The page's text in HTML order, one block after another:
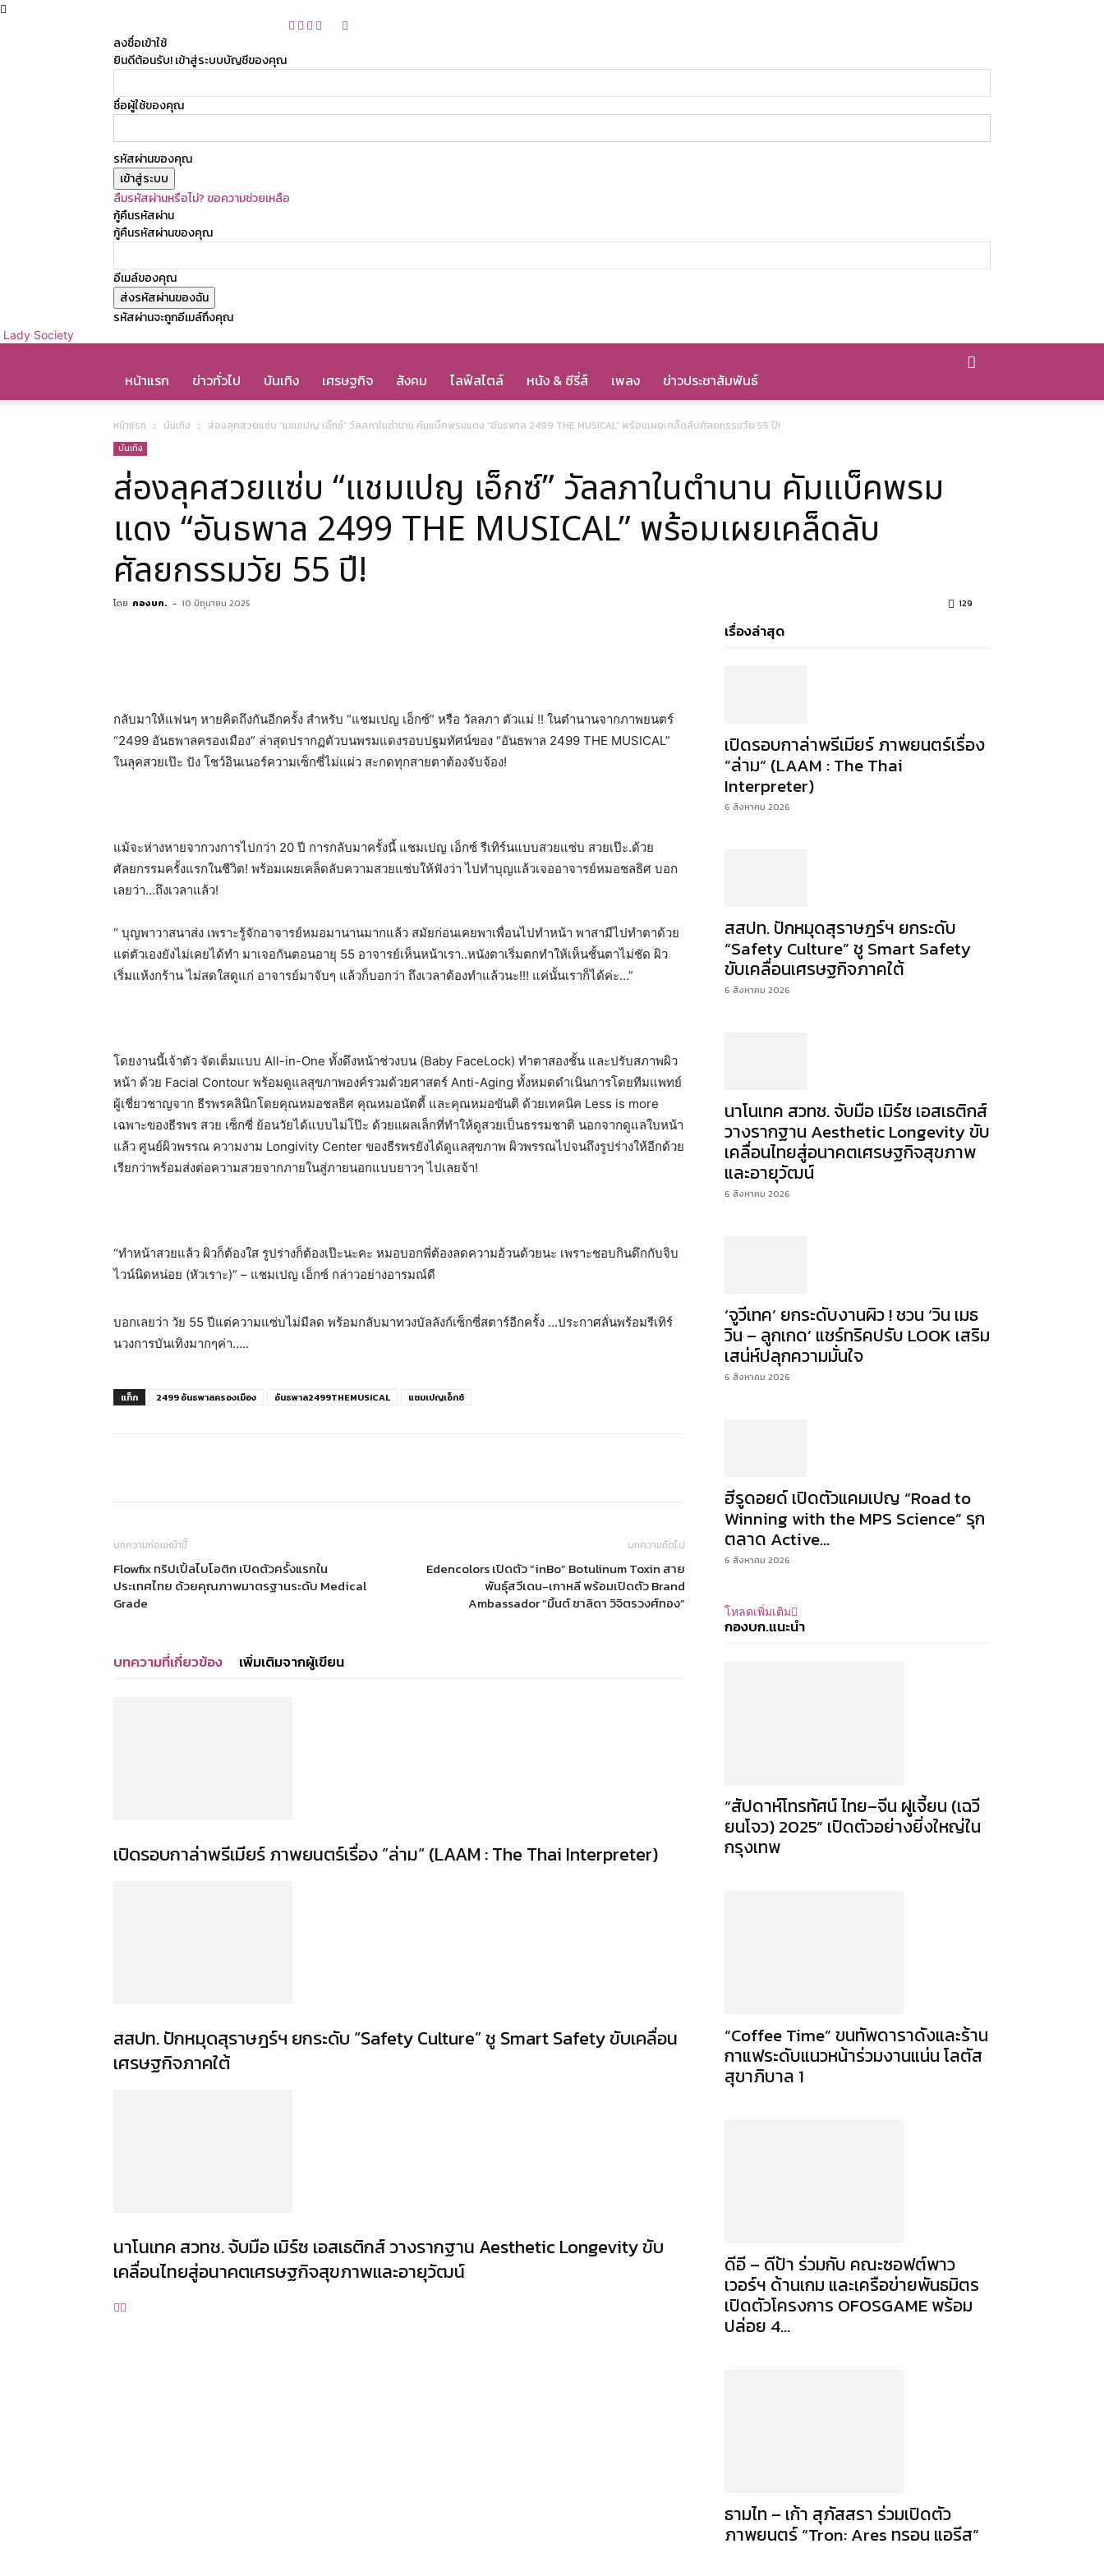
ลงชื่อเข้าใช้
ยินดีต้อนรับ! เข้าสู่ระบบบัญชีของคุณ
ชื่อผู้ใช้ของคุณ
รหัสผ่านของคุณ
ลืมรหัสผ่านหรือไม่? ขอความช่วยเหลือ
กู้คืนรหัสผ่าน
กู้คืนรหัสผ่านของคุณ
อีเมล์ของคุณ
รหัสผ่านจะถูกอีเมล์ถึงคุณ
Lady Society
หน้าแรก ข่าวทั่วไป บันเทิง เศรษฐกิจ สังคม ไลฟ์สไตล์ หนัง & ซีรี่ส์ เพลง ข่าวประชาสัมพันธ์
หน้าแรก บันเทิง ส่องลุคสวยแซ่บ “แชมเปญ เอ็กซ์” วัลลภาในตำนาน คัมแบ็คพรมแดง “อันธพาล 2499 THE MUSICAL” พร้อมเผยเคล็ดลับศัลยกรรมวัย 55 ปี!
บันเทิง
ส่องลุคสวยแซ่บ “แชมเปญ เอ็กซ์” วัลลภาในตำนาน คัมแบ็คพรม
แดง “อันธพาล 2499 THE MUSICAL” พร้อมเผยเคล็ดลับ
ศัลยกรรมวัย 55 ปี!
โดย กองบก. - 10 มิถุนายน 2025 129
กลับมาให้แฟนๆ หายคิดถึงกันอีกครั้ง สำหรับ “แชมเปญ เอ็กซ์” หรือ วัลลภา ตัวแม่ !! ในตำนานจากภาพยนตร์
“2499 อันธพาลครองเมือง” ล่าสุดปรากฏตัวบนพรมแดงรอบปฐมทัศน์ของ “อันธพาล 2499 THE MUSICAL”
ในลุคสวยเป๊ะ ปัง โชว์อินเนอร์ความเซ็กซี่ไม่แผ่ว สะกดทุกสายตาต้องจับจ้อง!
แม้จะห่างหายจากวงการไปกว่า 20 ปี การกลับมาครั้งนี้ แชมเปญ เอ็กซ์ รีเทิร์นแบบสวยแซ่บ สวยเป๊ะ.ด้วย
ศัลยกรรมครั้งแรกในชีวิต! พร้อมเผยเคล็ดลับความสวยแซ่บให้ฟังว่า ไปทำบุญแล้วเจออาจารย์หมอชลธิศ บอก
เลยว่า…ถึงเวลาแล้ว!
“ บุญพาวาสนาส่ง เพราะรู้จักอาจารย์หมอมานานมากแล้ว สมัยก่อนเคยพาเพื่อนไปทำหน้า พาสามีไปทำตาด้วย
แต่ตัวเองยังไม่เคยได้ทำ มาเจอกันตอนอายุ 55 อาจารย์เห็นหน้าเรา..หนังตาเริ่มตกทำให้เห็นชั้นตาไม่ชัด ผิว
เริ่มแห้งกร้าน ไม่สดใสดูแก่ อาจารย์มาจับๆ แล้วก็บอกว่า ถึงเวลาต้องทำแล้วนะ!!! แค่นั้นเราก็ได้ค่ะ…”
โดยงานนี้เจ้าตัว จัดเต็มแบบ All-in-One ทั้งดึงหน้าช่วงบน (Baby FaceLock) ทำตาสองชั้น และปรับสภาพผิว
หน้า ด้วย Facial Contour พร้อมดูแลสุขภาพองค์รวมด้วยศาสตร์ Anti-Aging ทั้งหมดดำเนินการโดยทีมแพทย์
ผู้เชี่ยวชาญจาก ธีรพรคลินิกโดยคุณหมอชลธิศ คุณหมอนัตตี้ และคุณหมอขันติ ด้วยเทคนิค Less is more
เฉพาะของธีรพร สวย เซ็กซี่ ย้อนวัยได้แบบไม่โป๊ะ ด้วยแผลเล็กที่ทำให้ดูสวยเป็นธรรมชาติ นอกจากดูแลใบหน้า
แล้ว ศูนย์ผิวพรรณ ความงาม Longivity Center ของธีรพรยังได้ดูแลสุขภาพ ผิวพรรณไปจนถึงรูปร่างให้อีกด้วย
เรียกว่าพร้อมส่งต่อความสวยจากภายในสู่ภายนอกแบบยาวๆ ไปเลยจ้า!
“ทำหน้าสวยแล้ว ผิวก็ต้องใส รูปร่างก็ต้องเป๊ะนะคะ หมอบอกพี่ต้องลดความอ้วนด้วยนะ เพราะชอบกินดึกกับจิบ
ไวน์นิดหน่อย (หัวเราะ)” – แชมเปญ เอ็กซ์ กล่าวอย่างอารมณ์ดี
บอกเลยว่า วัย 55 ปีแต่ความแซ่บไม่มีลด พร้อมกลับมาทวงบัลลังก์เซ็กซี่สตาร์อีกครั้ง …ประกาศลั่นพร้อมรีเทิร์
นวงการบันเทิงมากๆค่า…..
แท็ก 2499 อันธพาลครองเมือง อันธพาล2499THEMUSICAL แชมเปญเอ็กซ์
บทความก่อนหน้านี้
Flowfix ทริปเปิ้ลไบโอติก เปิดตัวครั้งแรกใน
ประเทศไทย ด้วยคุณภาพมาตรฐานระดับ Medical
Grade
บทความถัดไป
Edencolors เปิดตัว “inBo” Botulinum Toxin สาย
พันธุ์สวีเดน-เกาหลี พร้อมเปิดตัว Brand
Ambassador “มิ้นต์ ชาลิดา วิจิตรวงศ์ทอง”
บทความที่เกี่ยวข้อง เพิ่มเติมจากผู้เขียน
เปิดรอบกาล่าพรีเมียร์ ภาพยนตร์เรื่อง ”ล่าม“ (LAAM : The Thai Interpreter)
สสปท. ปักหมุดสุราษฎร์ฯ ยกระดับ “Safety Culture” ชู Smart Safety ขับเคลื่อน
เศรษฐกิจภาคใต้
นาโนเทค สวทช. จับมือ เมิร์ซ เอสเธติกส์ วางรากฐาน Aesthetic Longevity ขับ
เคลื่อนไทยสู่อนาคตเศรษฐกิจสุขภาพและอายุวัฒน์
เรื่องล่าสุด
เปิดรอบกาล่าพรีเมียร์ ภาพยนตร์เรื่อง
”ล่าม“ (LAAM : The Thai
Interpreter)
6 สิงหาคม 2026
สสปท. ปักหมุดสุราษฎร์ฯ ยกระดับ
“Safety Culture” ชู Smart Safety
ขับเคลื่อนเศรษฐกิจภาคใต้
6 สิงหาคม 2026
นาโนเทค สวทช. จับมือ เมิร์ซ เอสเธติกส์
วางรากฐาน Aesthetic Longevity ขับ
เคลื่อนไทยสู่อนาคตเศรษฐกิจสุขภาพ
และอายุวัฒน์
6 สิงหาคม 2026
‘จูวีเทค’ ยกระดับงานผิว ! ชวน ‘วิน เมธ
วิน – ลูกเกด’ แชร์ทริคปรับ LOOK เสริม
เสน่ห์ปลุกความมั่นใจ
6 สิงหาคม 2026
ฮีรูดอยด์ เปิดตัวแคมเปญ “Road to
Winning with the MPS Science” รุก
ตลาด Active...
6 สิงหาคม 2026
โหลดเพิ่มเติม
กองบก.แนะนำ
“สัปดาห์โทรทัศน์ ไทย–จีน ฝูเจี้ยน (เฉวี
ยนโจว) 2025” เปิดตัวอย่างยิ่งใหญ่ใน
กรุงเทพ
“Coffee Time” ขนทัพดาราดังและร้าน
กาแฟระดับแนวหน้าร่วมงานแน่น โลตัส
สุขาภิบาล 1
ดีอี – ดีป้า ร่วมกับ คณะซอฟต์พาว
เวอร์ฯ ด้านเกม และเครือข่ายพันธมิตร
เปิดตัวโครงการ OFOSGAME พร้อม
ปล่อย 4...
ธามไท – เก้า สุภัสสรา ร่วมเปิดตัว
ภาพยนตร์ “Tron: Ares ทรอน แอรีส”